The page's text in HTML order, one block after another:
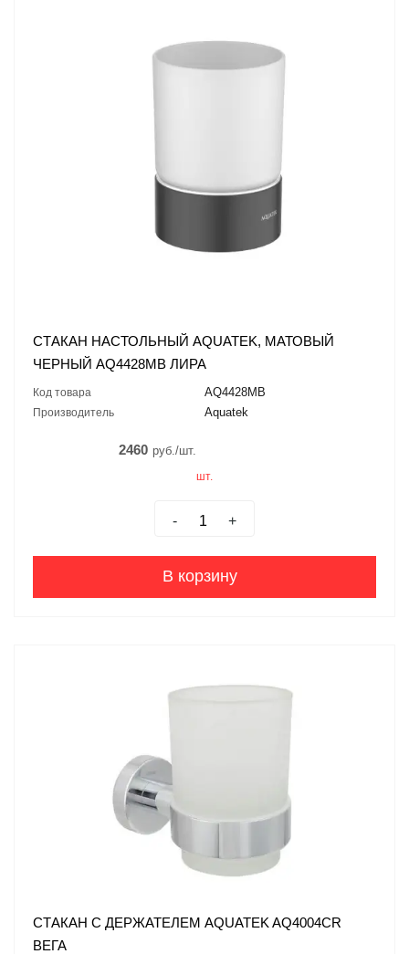
СТАКАН НАСТОЛЬНЫЙ AQUATEK, МАТОВЫЙ
ЧЕРНЫЙ AQ4428MB ЛИРА
Код товара AQ4428MB
Производитель Aquatek
2460 руб./шт.
шт.
- +
В корзину
СТАКАН С ДЕРЖАТЕЛЕМ AQUATEK AQ4004CR
ВЕГА